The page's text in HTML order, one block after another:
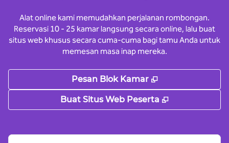
Alat online kami memudahkan perjalanan rombongan.
Reservasi 10 - 25 kamar langsung secara online, lalu buat
situs web khusus secara cuma-cuma bagi tamu Anda untuk
memesan masa inap mereka.
Pesan Blok Kamar ,
Buat Situs Web Peserta ,